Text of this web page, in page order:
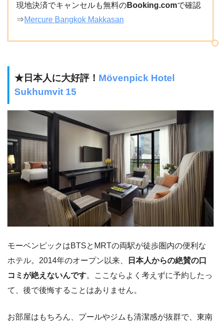
現地決済でキャンセルも無料のBooking.comで確認
⇒Mercure Bangkok Makkasan
★日本人に大好評！ Mövenpick Hotel
Sukhumvit 15
モーベンピックはBTSとMRTの両駅が徒歩圏内の便利な
ホテル。2014年のオープン以来、
日本人からの絶賛の口
コミが絶えないんです。ここならよく考えずに予約したっ
て、後で後悔することはありません。
お部屋はもちろん、プールやジムも清潔感が抜群で、東南